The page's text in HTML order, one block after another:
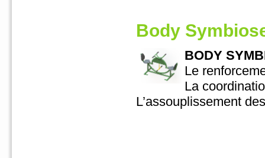
Body
BODY
Le
La
L’assouplissement